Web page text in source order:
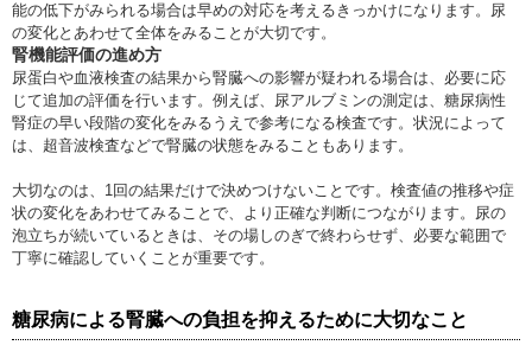
能の低下がみられる場合は早めの対応を考えるきっかけになります。尿
の変化とあわせて全体をみることが大切です。
腎機能評価の進め方
尿蛋白や血液検査の結果から腎臓への影響が疑われる場合は、必要に応
じて追加の評価を行います。例えば、尿アルブミンの測定は、糖尿病性
腎症の早い段階の変化をみるうえで参考になる検査です。状況によって
は、超音波検査などで腎臓の状態をみることもあります。
大切なのは、1回の結果だけで決めつけないことです。検査値の推移や症
状の変化をあわせてみることで、より正確な判断につながります。尿の
泡立ちが続いているときは、その場しのぎで終わらせず、必要な範囲で
丁寧に確認していくことが重要です。
糖尿病による腎臓への負担を抑えるために大切なこと